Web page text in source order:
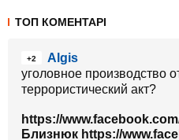
ТОП КОМЕНТАРІ
+2
Algis
уголовное производство
террористический акт?
https://
Близнюк https://